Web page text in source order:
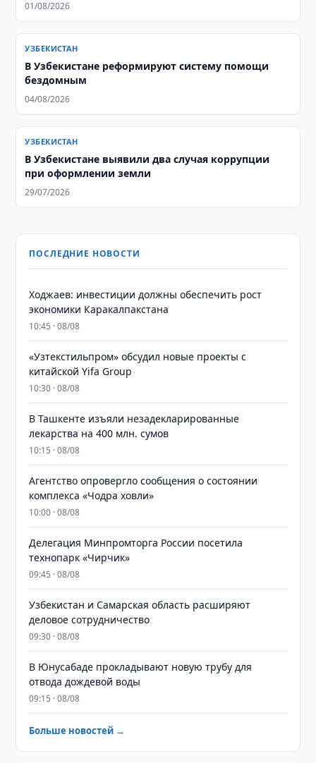
01/08/2026
УЗБЕКИСТАН
В Узбекистане реформируют систему помощи
бездомным
04/08/2026
УЗБЕКИСТАН
В Узбекистане выявили два случая коррупции
при оформлении земли
29/07/2026
ПОСЛЕДНИЕ НОВОСТИ
Ходжаев: инвестиции должны обеспечить рост
экономики Каракалпакстана
10:45 · 08/08
«Узтекстильпром» обсудил новые проекты с
китайской Yifa Group
10:30 · 08/08
​​​​​​​В Ташкенте изъяли незадекларированные
лекарства на 400 млн. сумов
10:15 · 08/08
Агентство опровергло сообщения о состоянии
комплекса «Чодра ховли»
10:00 · 08/08
Делегация Минпромторга России посетила
технопарк «Чирчик»
09:45 · 08/08
Узбекистан и Самарская область расширяют
деловое сотрудничество
09:30 · 08/08
В Юнусабаде прокладывают новую трубу для
отвода дождевой воды
09:15 · 08/08
Больше новостей →